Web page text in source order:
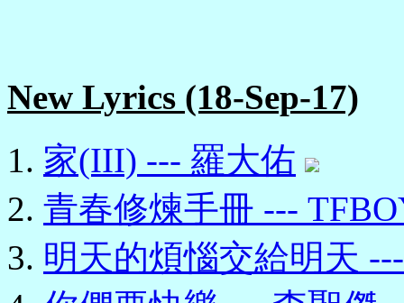
New Lyrics (18-Sep-17)
家(III) --- 羅大佑
青春修煉手冊 ---
明天的煩惱交給明天